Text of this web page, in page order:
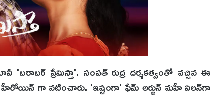
'బరాబర్ ప్రేమిస్తా'. సంపత్ రుద్ర దర్శకత్వంతో వచ్చిన ఈ
గా నటించారు. 'ఇష్టంగా' ఫేమ్ అర్జున్ మహీ విలన్‌గా